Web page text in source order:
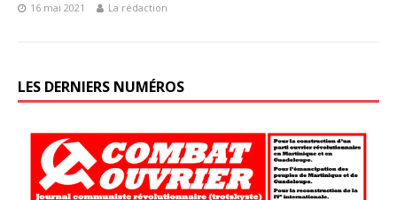
16 mai 2021 La rédaction
LES DERNIERS NUMÉROS